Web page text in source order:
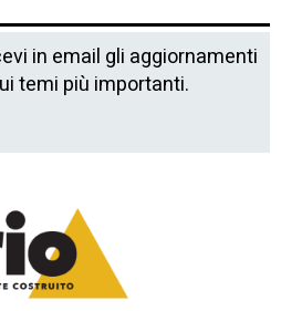
in email gli aggiornamenti
temi più importanti.